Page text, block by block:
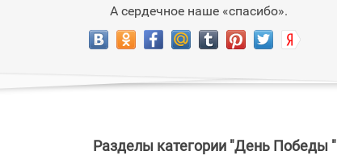
А сердечное наше «спасибо».
Разделы категории "День Победы "